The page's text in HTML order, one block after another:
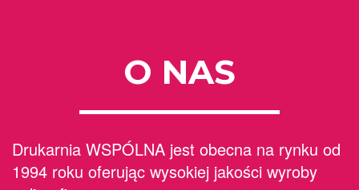
O NAS
Drukarnia WSPÓLNA jest obecna na rynku od
1994 roku oferując wysokiej jakości wyroby